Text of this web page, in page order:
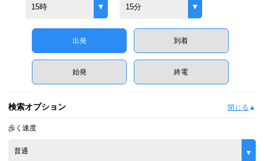
15時 15分
出発 到着
始発 終電
検索オプション 閉じる
歩く速度
普通